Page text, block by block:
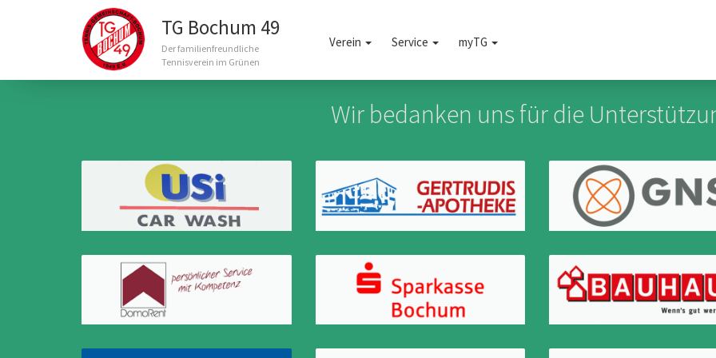
Direkt
TG Bochum 49
Der familienfreundliche
Tennisverein im Grünen
Main
navigation
Verein Service myTG
Wir bedanken uns für die